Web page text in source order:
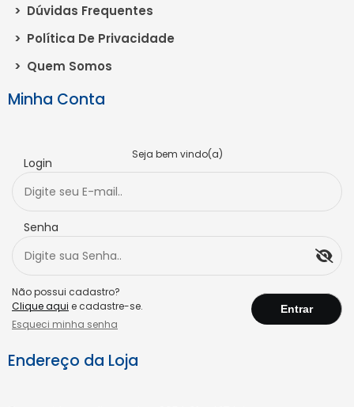
> Dúvidas Frequentes
> Política De Privacidade
> Quem Somos
Minha Conta
Seja bem vindo(a)
Login
Senha
Não possui cadastro?
Clique aqui e cadastre-se.
Esqueci minha senha
Endereço da Loja